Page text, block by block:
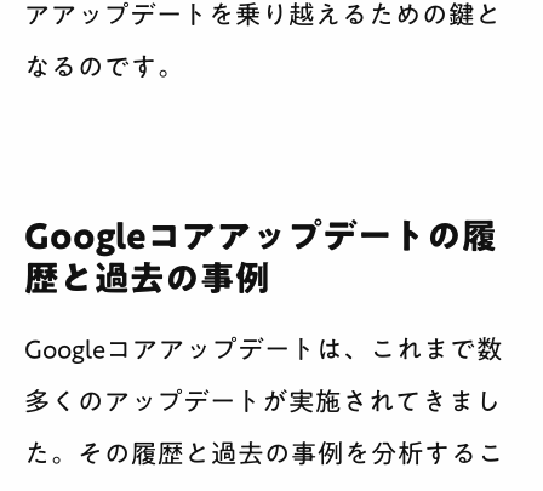
アアップデートを乗り越えるための鍵と
なるのです。
Googleコアアップデートの履
歴と過去の事例
Googleコアアップデートは、これまで数
多くのアップデートが実施されてきまし
た。その履歴と過去の事例を分析するこ